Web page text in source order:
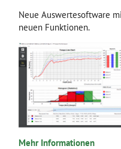
Neue Auswertesoftware
neuen Funktionen.
Mehr Informationen